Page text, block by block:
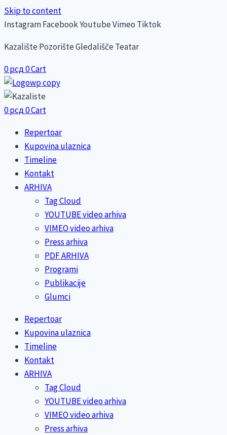
Skip to content
InstagramFacebookYoutubeVimeo Tiktok
Kazalište Pozorište Gledališče Teatar
0рсд0Cart
0рсд0Cart
Repertoar
Kupovina ulaznica
Timeline
Kontakt
ARHIVA
Tag Cloud
YOUTUBE video arhiva
VIMEO video arhiva
Press arhiva
PDF ARHIVA
Programi
Publikacije
Glumci
Repertoar
Kupovina ulaznica
Timeline
Kontakt
ARHIVA
Tag Cloud
YOUTUBE video arhiva
VIMEO video arhiva
Press arhiva